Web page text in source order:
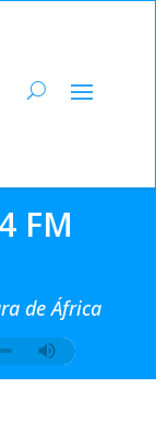
FM
de África